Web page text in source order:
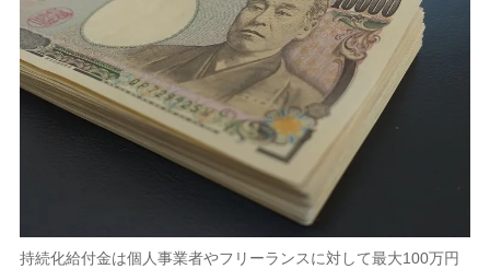
持続化給付金は個人事業者やフリーランスに対して最大100万円